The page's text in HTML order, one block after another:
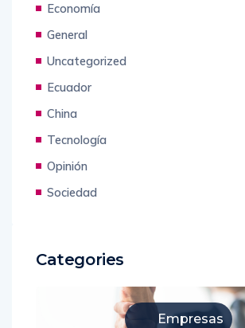
Economía
General
Uncategorized
Ecuador
China
Tecnología
Opinión
Sociedad
Categories
Empresas